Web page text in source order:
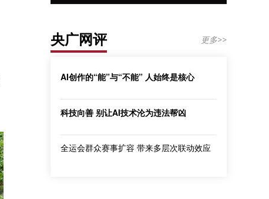
央广网评 更多>>
AI创作的“能”与“不能” 人始终是核心
科技向善 别让AI技术沦为违法帮凶
全运会群众赛事扩容 带来多层次联动效应